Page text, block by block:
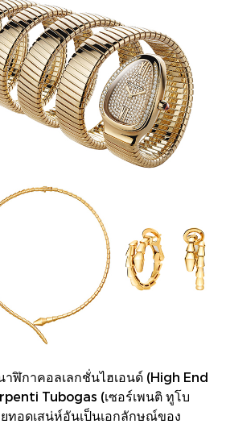
ฬิกาคอลเลกชั่นไฮเอนด์ (High End
Tubogas (เซอร์เพนติ ทูโบ
ทอดเสน่ห์อันเป็นเอกลักษณ์ของ